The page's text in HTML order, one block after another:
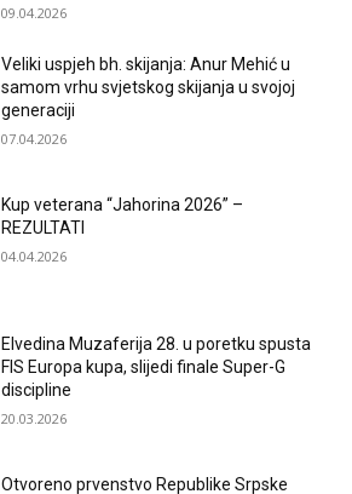
09.04.2026
Veliki uspjeh bh. skijanja: Anur Mehić u
samom vrhu svjetskog skijanja u svojoj
generaciji
07.04.2026
Kup veterana “Jahorina 2026” –
REZULTATI
04.04.2026
Elvedina Muzaferija 28. u poretku spusta
FIS Europa kupa, slijedi finale Super-G
discipline
20.03.2026
Otvoreno prvenstvo Republike Srpske